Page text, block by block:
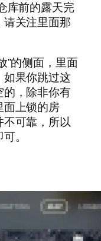
库前的露天完
请关注里面那
”的侧面，里面
如果你跳过这
的，除非你有
面上锁的房
可靠，所以
。